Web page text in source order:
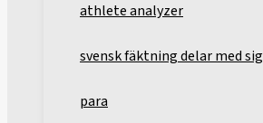
athlete analyzer
svensk fäktning delar med sig
para